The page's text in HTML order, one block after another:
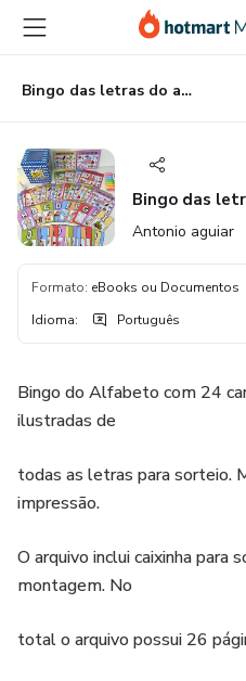
para
conteúdo
principal
para
pagamento
para
rodapé
Bingo das letras do alfabeto
Bingo das
Antonio aguiar
Formato: eBooks ou Documentos
Idioma: Português
Bingo do Alfabeto com 24
ilustradas de
todas as letras para sorteio.
impressão.
O arquivo inclui caixinha
montagem. No
total o arquivo possui 26